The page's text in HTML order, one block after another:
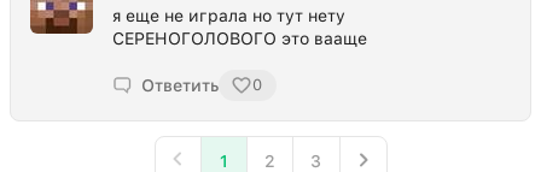
я еще не играла но тут нету
СЕРЕНОГОЛОВОГО это вааще
Ответить 0
1 2 3